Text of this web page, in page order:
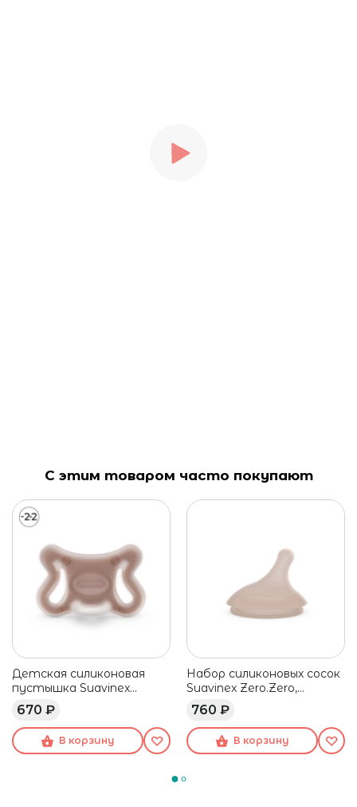
С этим товаром часто покупают
Детская силиконовая
пустышка Suavinex
Zero.Zero темно-бежевая,
-2/2 мес
670 ₽
В корзину
Набор силиконовых сосок
Suavinex Zero.Zero,
адаптивный поток, 0+
мес, 2 шт
760 ₽
В корзину